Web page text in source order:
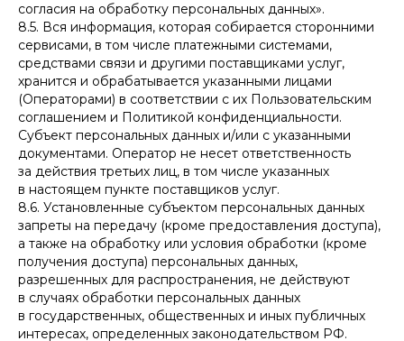
согласия на обработку персональных данных».
8.5. Вся информация, которая собирается сторонними
сервисами, в том числе платежными системами,
средствами связи и другими поставщиками услуг,
хранится и обрабатывается указанными лицами
(Операторами) в соответствии с их Пользовательским
соглашением и Политикой конфиденциальности.
Субъект персональных данных и/или с указанными
документами. Оператор не несет ответственность
за действия третьих лиц, в том числе указанных
в настоящем пункте поставщиков услуг.
8.6. Установленные субъектом персональных данных
запреты на передачу (кроме предоставления доступа),
а также на обработку или условия обработки (кроме
получения доступа) персональных данных,
разрешенных для распространения, не действуют
в случаях обработки персональных данных
в государственных, общественных и иных публичных
интересах, определенных законодательством РФ.